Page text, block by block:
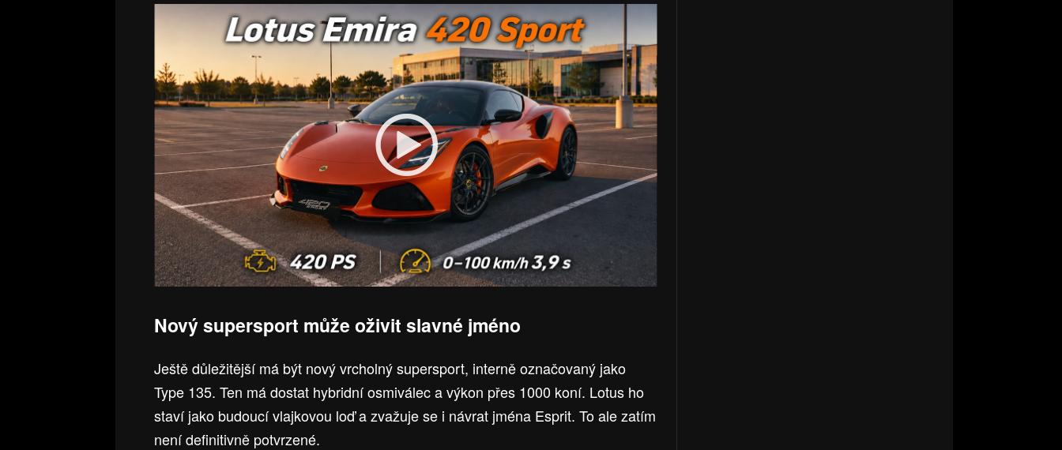
Nový supersport může oživit slavné jméno
Ještě důležitější má být nový vrcholný supersport, interně označovaný jako
Type 135. Ten má dostat hybridní osmiválec a výkon přes 1000 koní. Lotus ho
staví jako budoucí vlajkovou loď a zvažuje se i návrat jména Esprit. To ale zatím
není definitivně potvrzené.